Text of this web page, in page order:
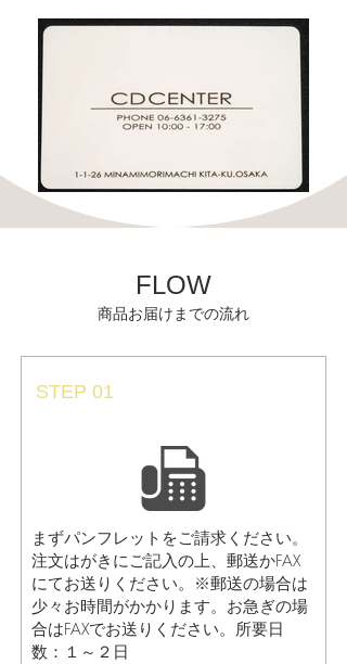
FLOW
商品お届けまでの流れ
STEP 01
まずパンフレットをご請求ください。
注文はがきにご記入の上、郵送かFAX
にてお送りください。※郵送の場合は
少々お時間がかかります。お急ぎの場
合はFAXでお送りください。所要日
数：１～２日